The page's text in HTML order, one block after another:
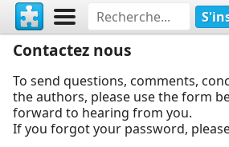
Contactez nous
To send questions, comments,
the authors, please use the form
forward to hearing from you.
If you forgot your password,